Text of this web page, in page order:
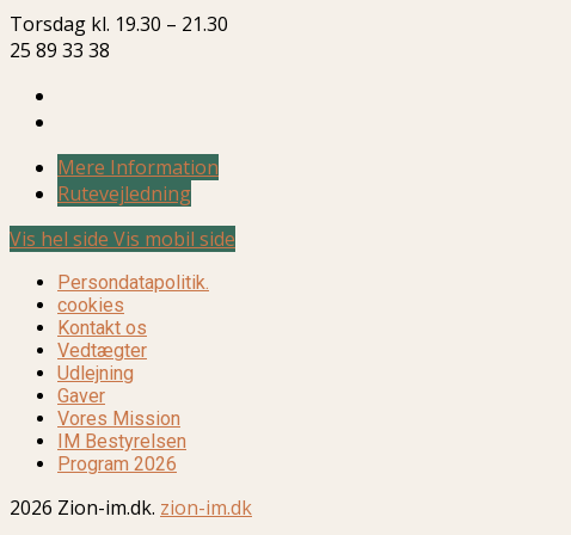
Torsdag kl. 19.30 – 21.30
25 89 33 38
Mere Information
Rutevejledning
Vis hel side Vis mobil side
Persondatapolitik.
cookies
Kontakt os
Vedtægter
Udlejning
Gaver
Vores Mission
IM Bestyrelsen
Program 2026
2026 Zion-im.dk. zion-im.dk